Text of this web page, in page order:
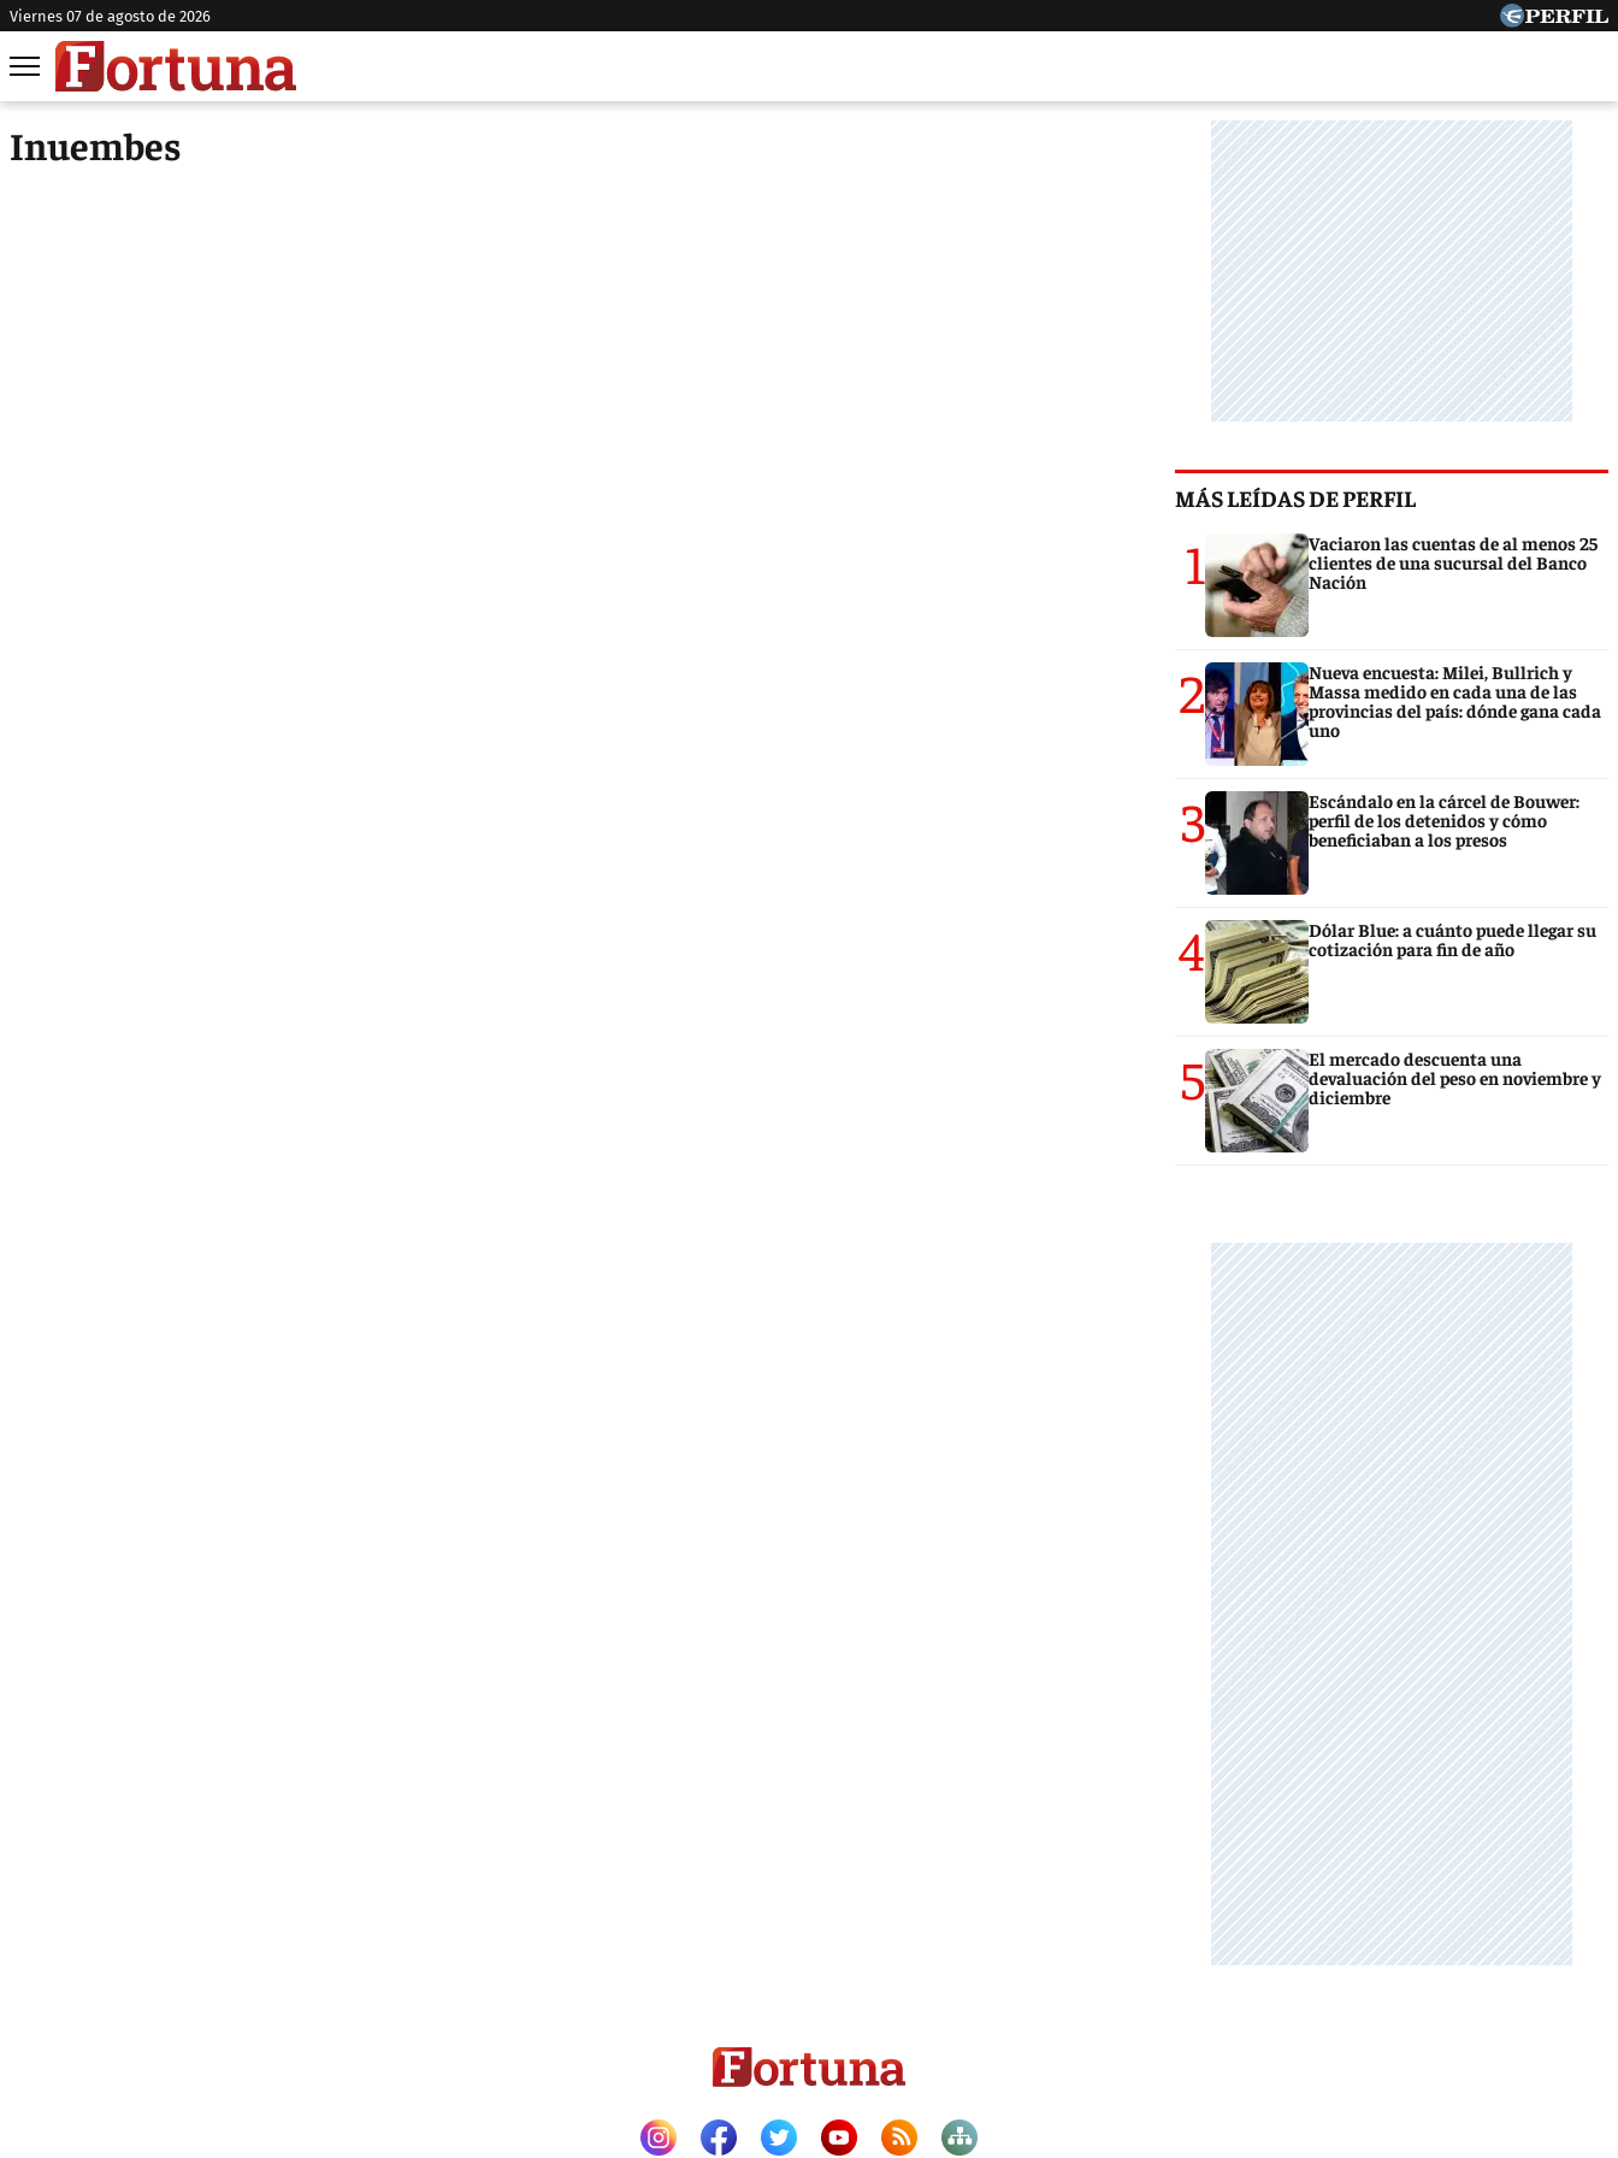
viernes 07 de agosto de 2026
Inuembes
MÁS LEÍDAS DE PERFIL
1
Vaciaron las cuentas de al menos 25
clientes de una sucursal del Banco
Nación
2
Nueva encuesta: Milei, Bullrich y
Massa medido en cada una de las
provincias del país: dónde gana cada
uno
3
Escándalo en la cárcel de Bouwer:
perfil de los detenidos y cómo
beneficiaban a los presos
4
Dólar Blue: a cuánto puede llegar su
cotización para fin de año
5
El mercado descuenta una
devaluación del peso en noviembre y
diciembre